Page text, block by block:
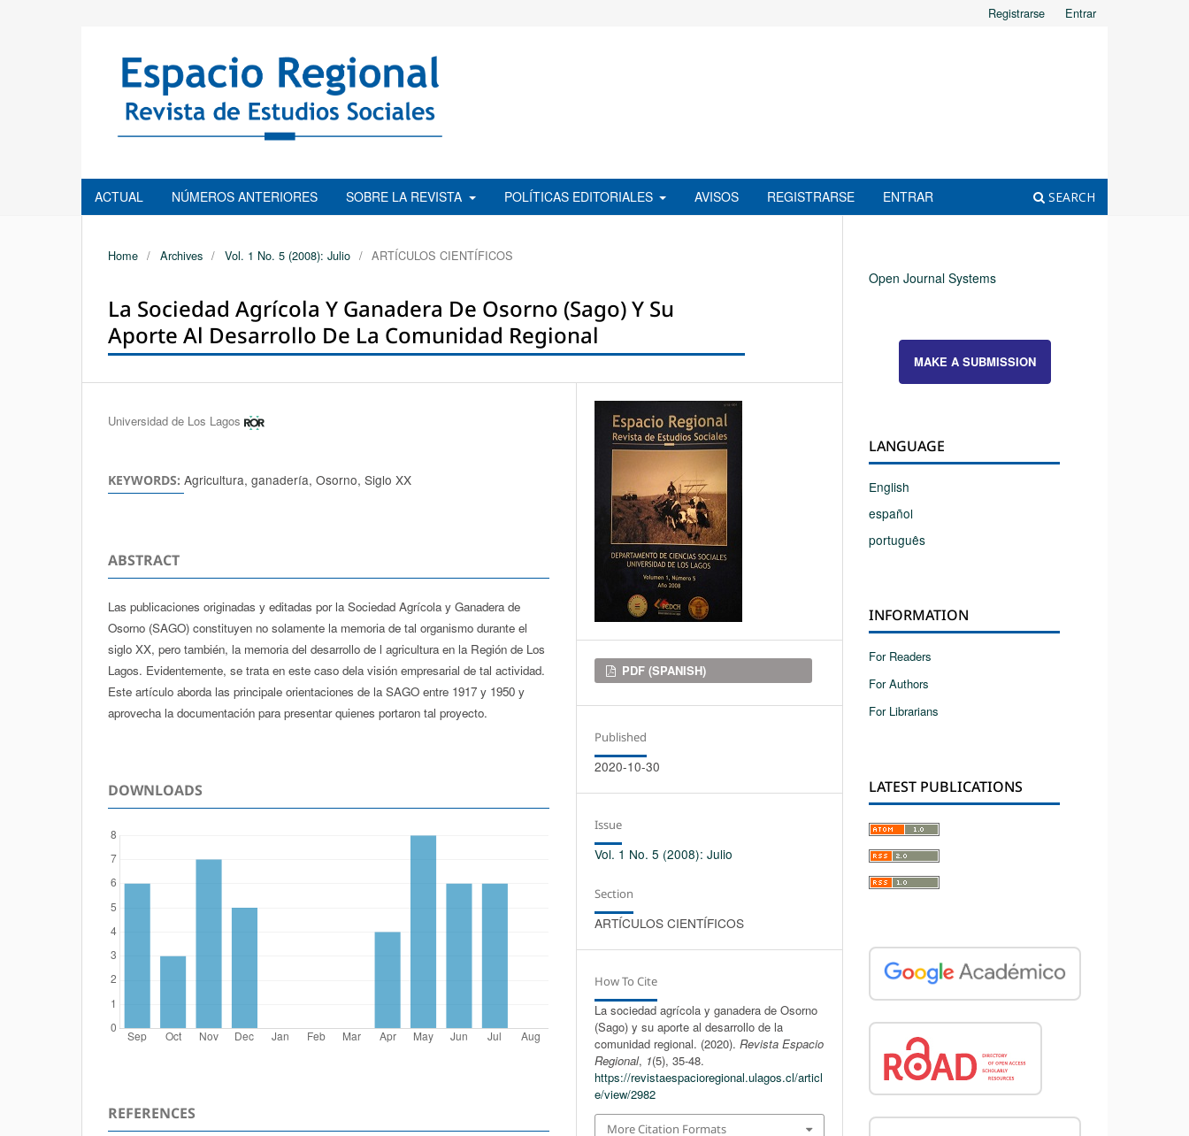
ACTUAL NÚMEROS ANTERIORES SOBRE LA REVISTA POLÍTICAS EDITORIALES AVISOS REGISTRARSE ENTRAR SEARCH
Registrarse Entrar
Home / Archives / Vol. 1 No. 5 (2008): Julio / ARTÍCULOS CIENTÍFICOS
La Sociedad Agrícola Y Ganadera De Osorno (Sago) Y Su
Aporte Al Desarrollo De La Comunidad Regional
Authors
Universidad de Los Lagos
KEYWORDS: Agricultura, ganadería, Osorno, Siglo XX
ABSTRACT
Las publicaciones originadas y editadas por la Sociedad Agrícola y Ganadera de
Osorno (SAGO) constituyen no solamente la memoria de tal organismo durante el
siglo XX, pero también, la memoria del desarrollo de l agricultura en la Región de Los
Lagos. Evidentemente, se trata en este caso dela visión empresarial de tal actividad.
Este artículo aborda las principale orientaciones de la SAGO entre 1917 y 1950 y
aprovecha la documentación para presentar quienes portaron tal proyecto.
DOWNLOADS
REFERENCES
Downloads
PDF (SPANISH)
Published
2020-10-30
Issue
Vol. 1 No. 5 (2008): Julio
Section
ARTÍCULOS CIENTÍFICOS
How To Cite
La sociedad agrícola y ganadera de Osorno
(Sago) y su aporte al desarrollo de la
comunidad regional. (2020).Revista Espacio
Regional, 1(5), 35-48.
https://revistaespacioregional.ulagos.cl/articl
e/view/2982
More Citation Formats
Open Journal Systems
MAKE A SUBMISSION
LANGUAGE
English
español
português
INFORMATION
For Readers
For Authors
For Librarians
LATEST PUBLICATIONS